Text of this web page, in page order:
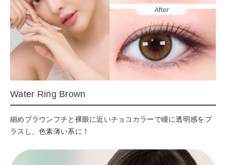
Water Ring Brown
細めブラウンフチと裸眼に近いチョコカラーで瞳に透明感をプ
ラスし、色素薄い系に！